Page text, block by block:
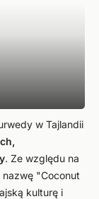
w Tajlandii
. Ze względu na
"Coconut
kulturę i